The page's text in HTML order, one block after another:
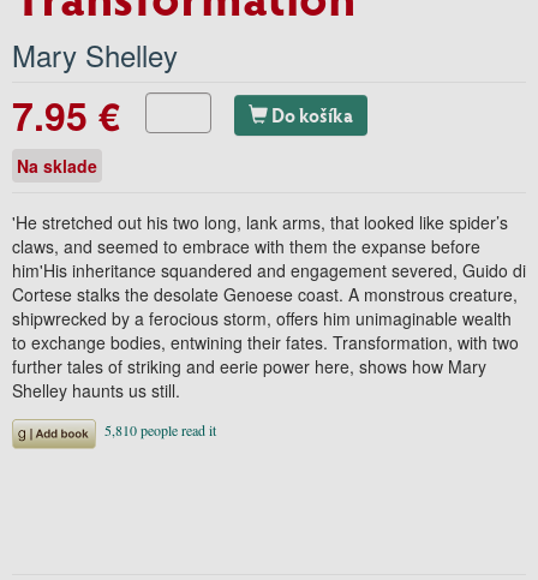
Mary Shelley
7.95 € Do košíka
Na sklade
'He stretched out his two long, lank arms, that looked like spider’s
claws, and seemed to embrace with them the expanse before
him'His inheritance squandered and engagement severed, Guido di
Cortese stalks the desolate Genoese coast. A monstrous creature,
shipwrecked by a ferocious storm, offers him unimaginable wealth
to exchange bodies, entwining their fates. Transformation, with two
further tales of striking and eerie power here, shows how Mary
Shelley haunts us still.